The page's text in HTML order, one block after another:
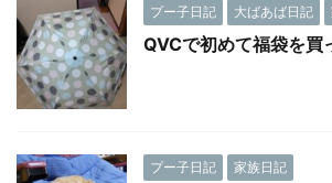
プー子日記 大ばあば日記
QVCで初めて福袋を買
プー子日記 家族日記